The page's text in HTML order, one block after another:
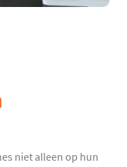
niet alleen op hun